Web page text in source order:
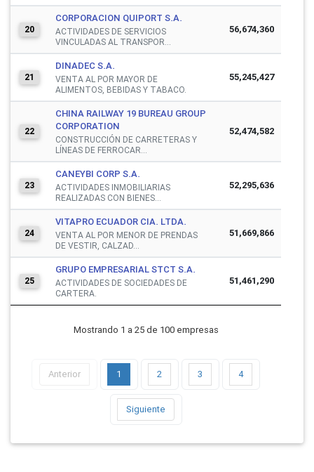
20
CORPORACION QUIPORT S.A.
ACTIVIDADES DE SERVICIOS
VINCULADAS AL TRANSPOR...
56,674,360
21
DINADEC S.A.
VENTA AL POR MAYOR DE
ALIMENTOS, BEBIDAS Y TABACO.
55,245,427
22
CHINA RAILWAY 19 BUREAU GROUP
CORPORATION
CONSTRUCCIÓN DE CARRETERAS Y
LÍNEAS DE FERROCAR...
52,474,582
23
CANEYBI CORP S.A.
ACTIVIDADES INMOBILIARIAS
REALIZADAS CON BIENES...
52,295,636
24
VITAPRO ECUADOR CIA. LTDA.
VENTA AL POR MENOR DE PRENDAS
DE VESTIR, CALZAD...
51,669,866
25
GRUPO EMPRESARIAL STCT S.A.
ACTIVIDADES DE SOCIEDADES DE
CARTERA.
51,461,290
Mostrando 1 a 25 de 100 empresas
Anterior 1 2 3 4
Siguiente